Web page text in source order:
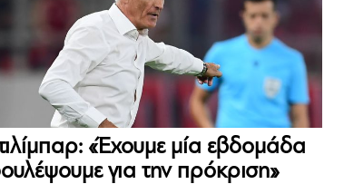
«Έχουμε μία εβδομάδα
για την πρόκριση»